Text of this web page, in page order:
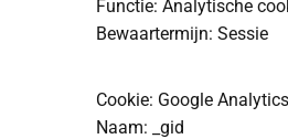
Functie: Analytische
Bewaartermijn: Sessie
Cookie: Google Analytics
Naam: _gid